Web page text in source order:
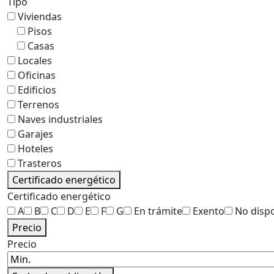
Viviendas
Pisos
Casas
Locales
Oficinas
Edificios
Terrenos
Naves industriales
Garajes
Hoteles
Trasteros
Certificado energético
Certificado energético
A
B C D E F G En trámite Exento
No
Precio
Precio